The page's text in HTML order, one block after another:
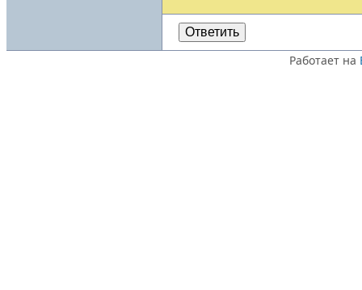
Ответить
Работает на